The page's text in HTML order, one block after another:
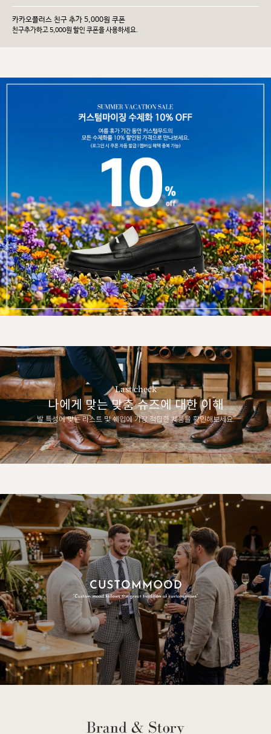
카카오플러스 친구 추가 5,000원 쿠폰
친구추가하고 5,000원 할인 쿠폰을 사용하세요.
Last check
나에게 맞는 맞춤 슈즈에 대한 이해
발 특성에 맞는 라스트 및 쉐입에 가장 적합한 제품을 확인해보세요.